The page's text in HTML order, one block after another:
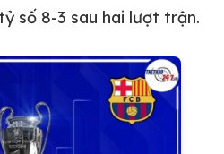
số 8-3 sau hai lượt trận.